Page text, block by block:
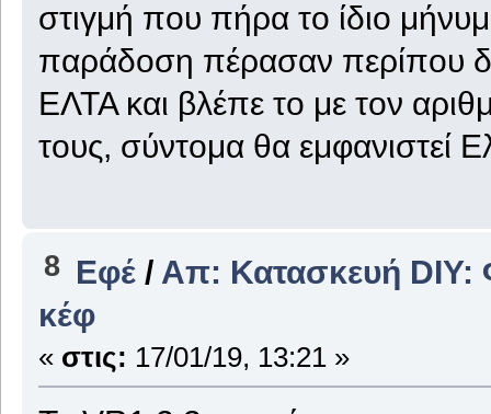
στιγμή που πήρα το ίδιο
παράδοση πέρασαν περίπου
ΕΛΤΑ και βλέπε το με τον
τους, σύντομα θα εμφανιστεί
8 Εφέ / Απ: Κατασκευή DIY:
κέφ
« στις: 17/01/19, 13:21 »